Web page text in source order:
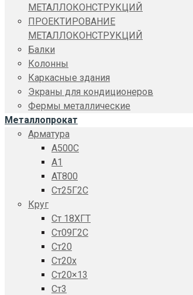
МЕТАЛЛОКОНСТРУКЦИЙ
ПРОЕКТИРОВАНИЕ
МЕТАЛЛОКОНСТРУКЦИЙ
Балки
Колонны
Каркасные здания
Экраны для кондиционеров
Фермы металлические
Металлопрокат
Арматура
A500C
А1
АТ800
Ст25Г2С
Круг
Ст 18ХГТ
Ст09Г2С
Ст20
Ст20x
Ст20×13
Ст3